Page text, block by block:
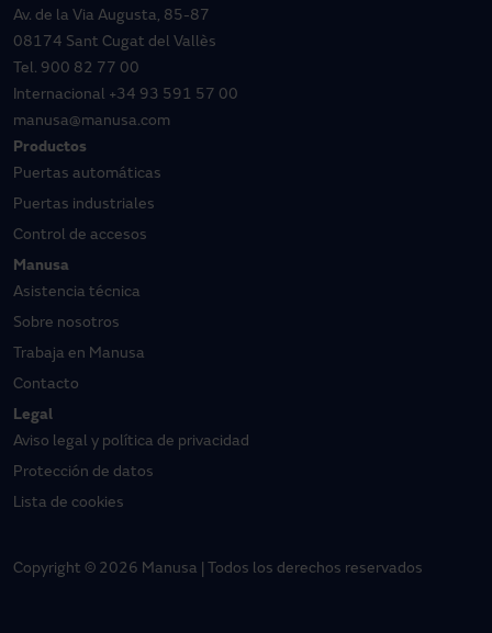
Av. de la Via Augusta, 85-87
08174 Sant Cugat del Vallès
Tel. 900 82 77 00
Internacional +34 93 591 57 00
manusa@manusa.com
Productos
Puertas automáticas
Puertas industriales
Control de accesos
Manusa
Asistencia técnica
Sobre nosotros
Trabaja en Manusa
Contacto
Legal
Aviso legal y política de privacidad
Protección de datos
Lista de cookies
Copyright © 2026 Manusa | Todos los derechos reservados